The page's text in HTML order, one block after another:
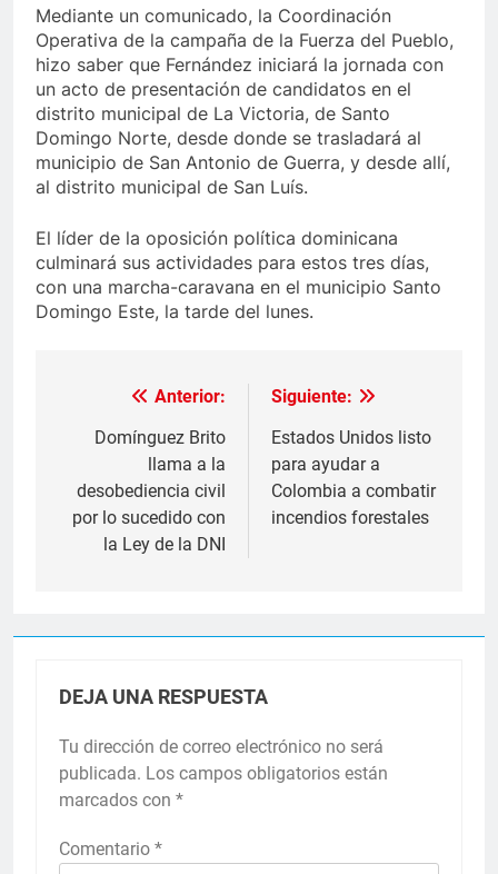
Mediante un comunicado, la Coordinación
Operativa de la campaña de la Fuerza del Pueblo,
hizo saber que Fernández iniciará la jornada con
un acto de presentación de candidatos en el
distrito municipal de La Victoria, de Santo
Domingo Norte, desde donde se trasladará al
municipio de San Antonio de Guerra, y desde allí,
al distrito municipal de San Luís.
El líder de la oposición política dominicana
culminará sus actividades para estos tres días,
con una marcha-caravana en el municipio Santo
Domingo Este, la tarde del lunes.
Navegación
entradas
Anterior:
Domínguez Brito
llama a la
desobediencia civil
por lo sucedido con
la Ley de la DNI
Siguiente:
Estados Unidos listo
para ayudar a
Colombia a combatir
incendios forestales
DEJA UNA RESPUESTA
Tu dirección de correo electrónico no será
publicada. Los campos obligatorios están
marcados con *
Comentario *